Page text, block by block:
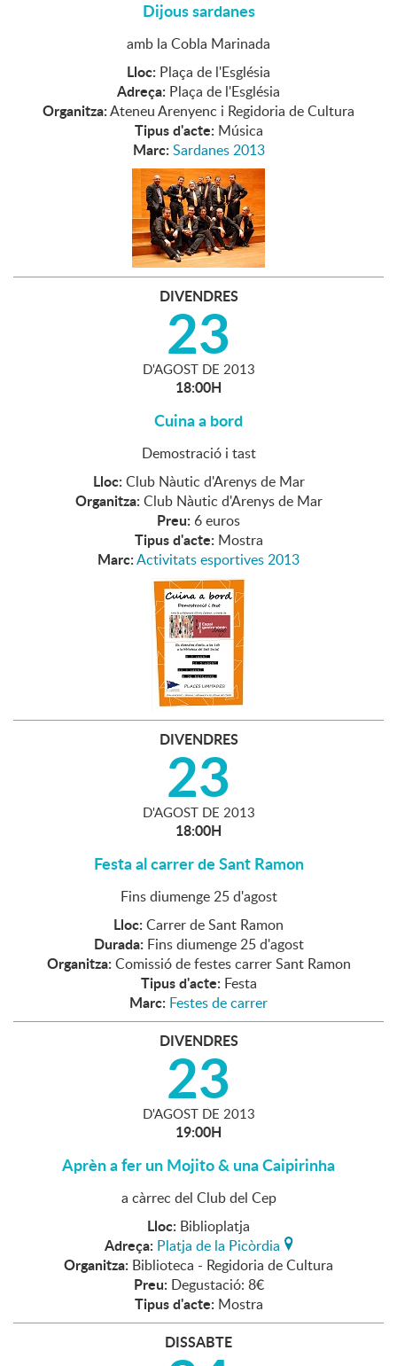
Dijous sardanes
amb la Cobla Marinada
Lloc: Plaça de l'Església
Adreça: Plaça de l'Església
Organitza:Ateneu Arenyenc i Regidoria de Cultura
Tipus d'acte: Música
Marc: Sardanes 2013
DIVENDRES
23
D'AGOST DE 2013
18:00H
Cuina a bord
Demostració i tast
Lloc: Club Nàutic d'Arenys de Mar
Organitza: Club Nàutic d'Arenys de Mar
Preu: 6 euros
Tipus d'acte: Mostra
Marc:Activitats esportives 2013
DIVENDRES
23
D'AGOST DE 2013
18:00H
Festa al carrer de Sant Ramon
Fins diumenge 25 d'agost
Lloc: Carrer de Sant Ramon
Durada: Fins diumenge 25 d'agost
Organitza: Comissió de festes carrer Sant Ramon
Tipus d'acte: Festa
Marc: Festes de carrer
DIVENDRES
23
D'AGOST DE 2013
19:00H
Aprèn a fer un Mojito & una Caipirinha
a càrrec del Club del Cep
Lloc: Biblioplatja
Adreça: Platja de la Picòrdia
Organitza: Biblioteca - Regidoria de Cultura
Preu: Degustació: 8€
Tipus d'acte: Mostra
DISSABTE